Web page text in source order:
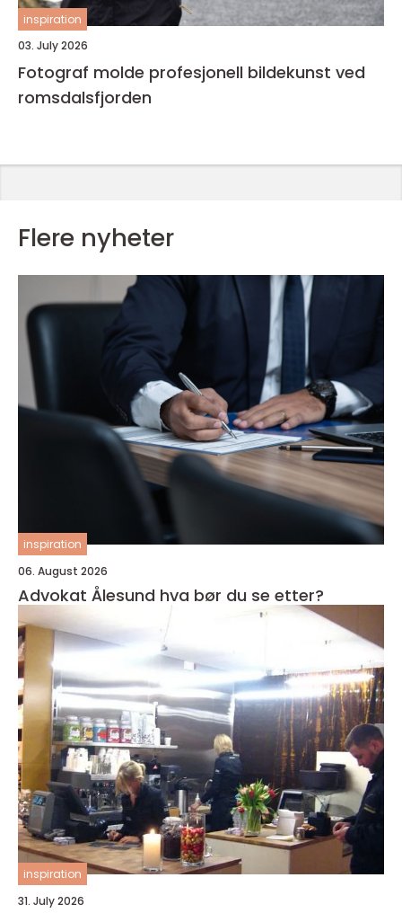
inspiration
03. July 2026
Fotograf molde profesjonell bildekunst ved
romsdalsfjorden
Flere nyheter
inspiration
06. August 2026
Advokat Ålesund hva bør du se etter?
inspiration
31. July 2026